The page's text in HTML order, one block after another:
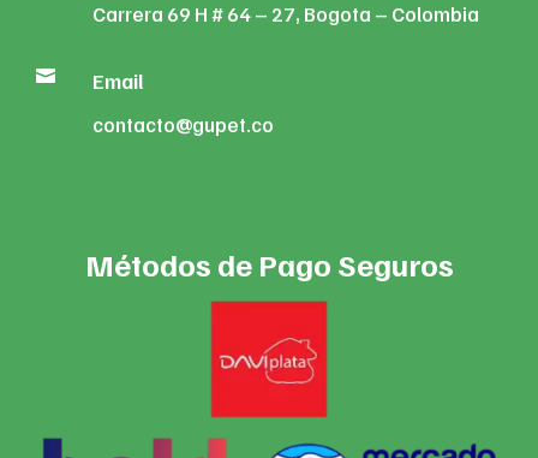
Carrera 69 H # 64 – 27, Bogota – Colombia
 Email
contacto@gupet.co
Métodos de Pago Seguros